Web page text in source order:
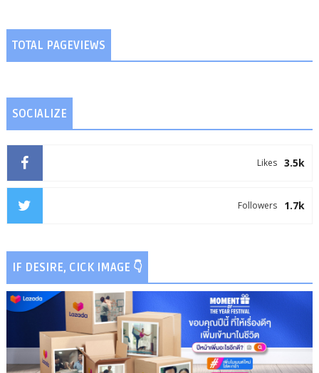
TOTAL PAGEVIEWS
SOCIALIZE
3.5k
Likes
1.7k
Followers
IF DESIRE, CICK IMAGE 👇